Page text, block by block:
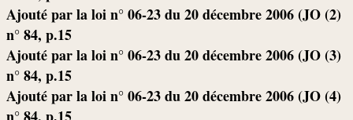
(2) Ajouté par la loi n° 06-23 du 20 décembre 2006 (JO
n° 84, p.15
(3) Ajouté par la loi n° 06-23 du 20 décembre 2006 (JO
n° 84, p.15
(4) Ajouté par la loi n° 06-23 du 20 décembre 2006 (JO
n° 84, p.15